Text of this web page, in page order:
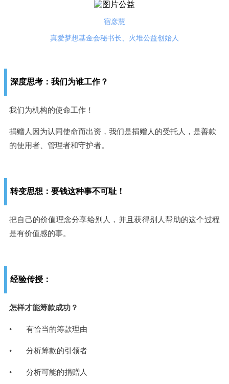
宿彦慧
真爱梦想基金会秘书长、火堆公益创始人
深度思考：我们为谁工作？
我们为机构的使命工作！
捐赠人因为认同使命而出资， 我们是捐赠人的受托人， 是善款
的使用者、管理者和守护者。
转变思想：要钱这种事不可耻！
把自己的价值理念分享给别人，并且获得别人帮助的这个过程
是有价值感的事。
经验传授：
怎样才能筹款成功？
• 有恰当的筹款理由
• 分析筹款的引领者
• 分析可能的捐赠人